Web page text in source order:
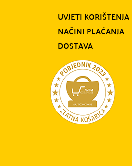
UVJETI KORIŠTENJA
NAČINI PLAĆANJA
DOSTAVA